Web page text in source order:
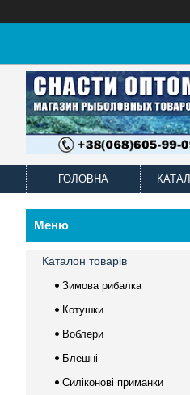
ГОЛОВНА
Каталон товарів
Зимова рибалка
Котушки
Воблери
Блешні
Силіконові приманки